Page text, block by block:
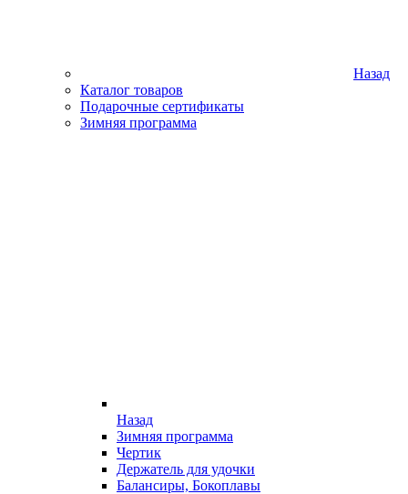
Назад
Каталог товаров
Подарочные сертификаты
Зимняя программа
Назад
Зимняя программа
Чертик
Держатель для удочки
Балансиры, Бокоплавы